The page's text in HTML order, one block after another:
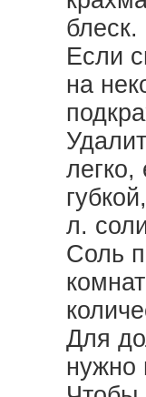
блеск.
Если
на
легко,
л.
Соль
Для
нужно